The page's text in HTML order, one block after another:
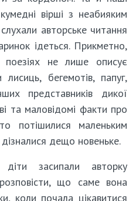
вірші з неабияким
авторське читання
ідеться. Прикметно,
не лише описує
бегемотів, папуг,
представників дикої
та маловідомі факти про
потішилися маленьким
дещо новеньке.
діти засипали авторку
що саме вона
коли почала цікавитися